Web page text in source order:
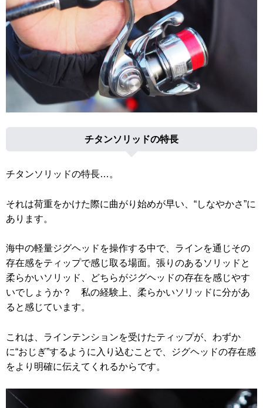
チタンソリッドの特長
チタンソリッドの特長…。
それは荷重をかけた際に曲がり始めが早い、“しなやかさ”に
あります。
海中の軽量ジグヘッドを操作する中で、ラインを通じその
存在感をティップで感じ取る場面。張りのあるソリッドと
柔らかいソリッド、どちらがジグヘッドの存在を感じやす
いでしょうか？ 私の経験上、柔らかいソリッドに分があ
ると感じています。
これは、ラインテンションを受けたティップが、わずか
に“おじぎ”するように入り込むことで、ジグヘッドの存在感
をより明確に伝えてくれるからです。